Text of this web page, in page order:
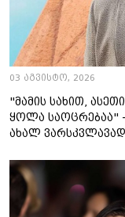
03 აგვისტო, 2026
"მამის სახით,
ყოლა საოცრებაა"
ახალ